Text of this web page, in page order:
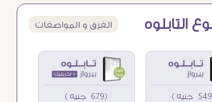
التابلوه الفرق و المواصفات
(679 جنيه )